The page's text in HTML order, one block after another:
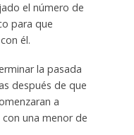
el número de
para que
él.
la pasada
después de que
a
una menor de